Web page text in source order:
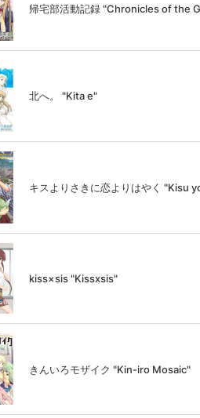
帰宅部活動記録 "Chronicles of the
北へ。 "Kita e"
キスよりさきに恋よりはやく "Kisu
kiss×sis "Kissxsis"
きんいろモザイク "Kin-iro Mosaic"